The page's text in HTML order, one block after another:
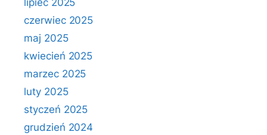
lipiec 2025
czerwiec 2025
maj 2025
kwiecień 2025
marzec 2025
luty 2025
styczeń 2025
grudzień 2024